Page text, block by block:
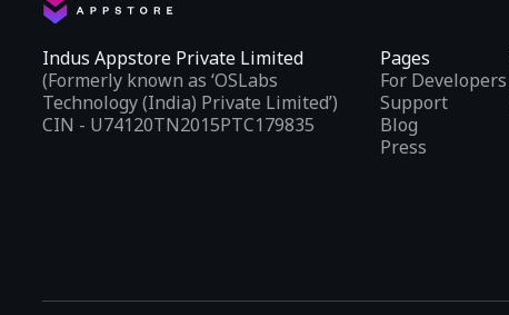
Indus Appstore Private Limited
(Formerly known as ‘OSLabs
Technology (India) Private Limited’)
CIN - U74120TN2015PTC179835
Pages
For Developers
Support
Blog
Press